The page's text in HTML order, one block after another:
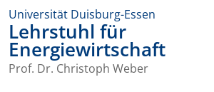
Universität Duisburg-Essen
Lehrstuhl für
Energiewirtschaft
Prof. Dr. Christoph Weber